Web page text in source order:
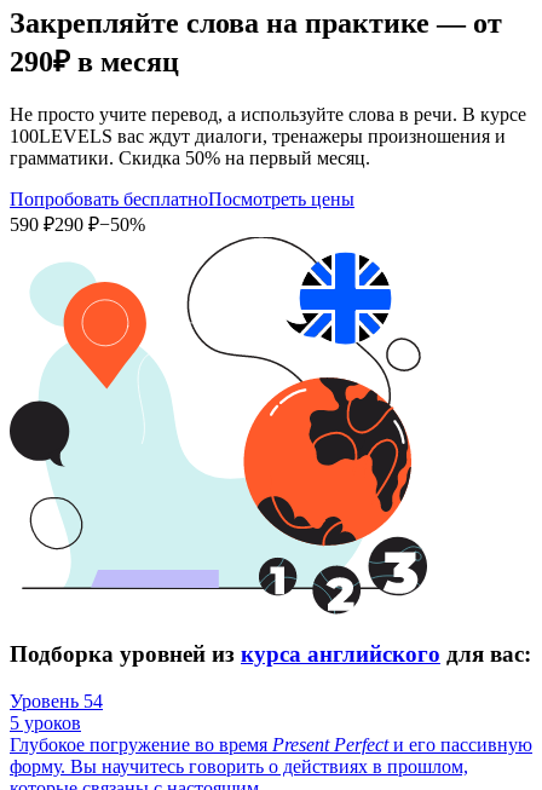
Закрепляйте слова на практике — от
290₽ в месяц
Не просто учите перевод, а используйте слова в речи. В курсе
100LEVELS вас ждут диалоги, тренажеры произношения и
грамматики. Скидка 50% на первый месяц.
Попробовать бесплатноПосмотреть цены
590 ₽290 ₽−50%
Подборка уровней из курса английского для вас:
Уровень 54
5 уроков
Глубокое погружение во время Present Perfectи его пассивную
форму. Вы научитесь говорить о действиях в прошлом,